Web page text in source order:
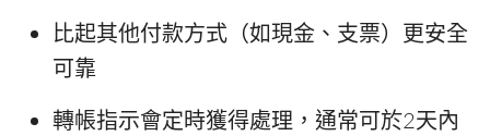
比起其他付款方式（如現金、支票）更安全
可靠
轉帳指示會定時獲得處理，通常可於2天內